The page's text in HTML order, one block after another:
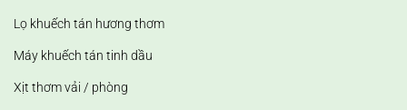
Lọ khuếch tán hương thơm
Máy khuếch tán tinh dầu
Xịt thơm vải / phòng